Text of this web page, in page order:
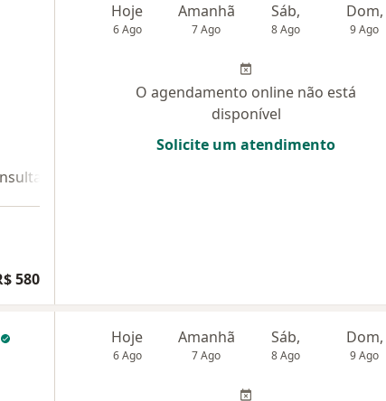
2
580
Hoje
6 Ago
Amanhã
7 Ago
Sáb,
8 Ago
Dom,
9 Ago
O agendamento online não está
disponível
Solicite um atendimento
Hoje
6 Ago
Amanhã
7 Ago
Sáb,
8 Ago
Dom,
9 Ago